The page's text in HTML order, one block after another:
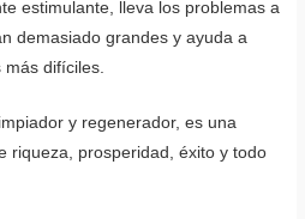
estimulante, lleva los problemas a
demasiado grandes y ayuda a
difíciles.
y regenerador, es una
riqueza, prosperidad, éxito y todo